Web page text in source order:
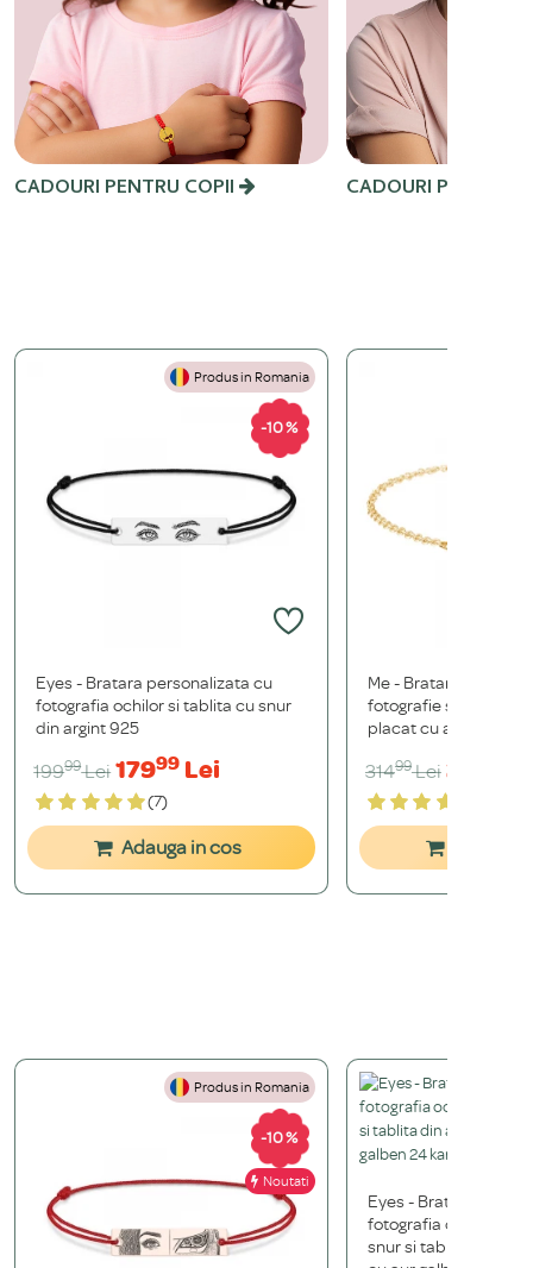
CADOURI PENTRU COPII CADOURI PENTRU
Produs in Romania
-10 %
Eyes - Bratara personalizata cu
fotografia ochilor si tablita cu snur
din argint 925
19999Lei 17999 Lei
(7)
Adauga in cos
Me - Bratara
fotografie si
placat cu aur galben
31499Lei 283
Produs in Romania
Noutati
-10 %
Eyes - Bratara
fotografia ochilor si
snur si tablita din